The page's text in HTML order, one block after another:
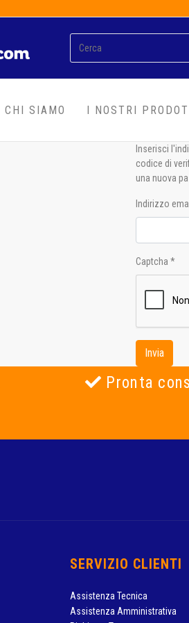
CHI SIAMO I NOSTRI
Inserisci
codice di
una nuova
Indirizzo
Captcha *
Invia
Pronta
SERVIZIO CLIENTI
Assistenza Tecnica
Assistenza Amministrativa